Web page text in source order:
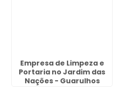
Empresa de Limpeza e
Portaria no Jardim das
Nações - Guarulhos